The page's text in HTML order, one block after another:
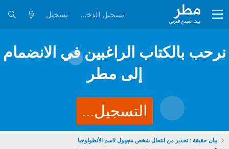
تسجيل الدخول تسجيل
نرحب بالكتاب الراغبين في الانضمام
إلى مطر
التسجيل...
بيان حقيقة : تحذير من انتحال شخص مجهول لاسم الأنطولوجيا